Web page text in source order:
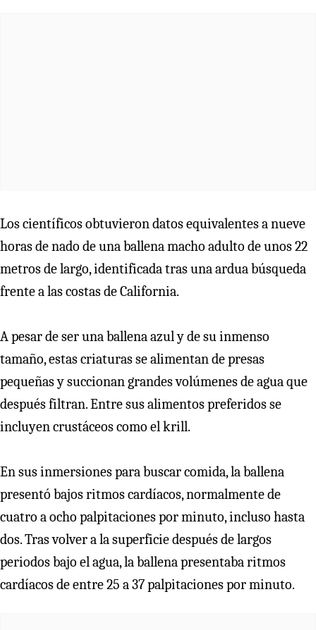
Los científicos obtuvieron datos equivalentes a nueve
horas de nado de una ballena macho adulto de unos 22
metros de largo, identificada tras una ardua búsqueda
frente a las costas de California.
A pesar de ser una ballena azul y de su inmenso
tamaño, estas criaturas se alimentan de presas
pequeñas y succionan grandes volúmenes de agua que
después filtran. Entre sus alimentos preferidos se
incluyen crustáceos como el krill.
En sus inmersiones para buscar comida, la ballena
presentó bajos ritmos cardíacos, normalmente de
cuatro a ocho palpitaciones por minuto, incluso hasta
dos. Tras volver a la superficie después de largos
periodos bajo el agua, la ballena presentaba ritmos
cardíacos de entre 25 a 37 palpitaciones por minuto.